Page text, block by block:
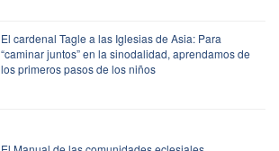
El cardenal Tagle a las Iglesias de Asia: Para
“caminar juntos” en la sinodalidad, aprendamos de
los primeros pasos de los niños